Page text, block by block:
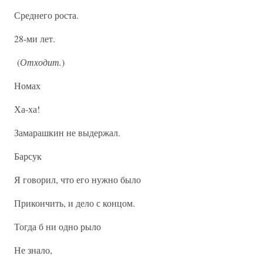
Среднего роста.
28-ми лет.
(Отходит.)
Номах
Ха-ха!
Замарашкин не выдержал.
Барсук
Я говорил, что его нужно было
Прикончить, и дело с концом.
Тогда б ни одно рыло
Не знало,